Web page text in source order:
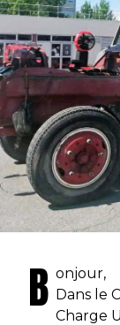
B onjour,
Dans le
Charge